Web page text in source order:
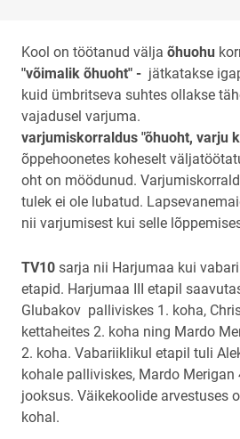
Kool on töötanud välja õhuohu
"võimalik õhuoht" - jätkatakse
kuid ümbritseva suhtes ollakse
vajadusel varjuma.
varjumiskorraldus "õhuoht, varju
õppehoonetes koheselt
oht on möödunud.
tulek ei ole lubatud.
nii varjumisest kui selle
TV10 sarja nii Harjumaa kui
etapid. Harjumaa III etapil
Glubakov palliviskes 1. koha,
kettaheites 2. koha ning Mardo
2. koha. Vabariiklikul etapil tuli
kohale palliviskes, Mardo Merigan
jooksus. Väikekoolide arvestuses
kohal.